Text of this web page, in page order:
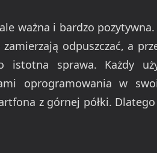
ważna i bardzo
odpuszczać, a
istotna sprawa. Każdy
oprogramowania w
z górnej półki.